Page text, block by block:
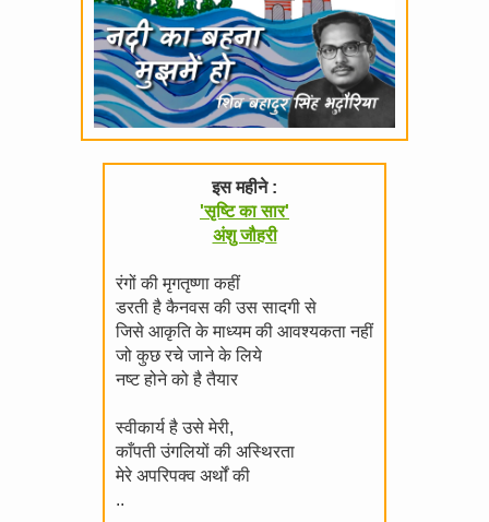
इस महीने :
'सृष्टि का सार'
अंशु जौहरी
रंगों की मृगतृष्णा कहीं
डरती है कैनवस की उस सादगी से
जिसे आकृति के माध्यम की आवश्यकता नहीं
जो कुछ रचे जाने के लिये
नष्ट होने को है तैयार
स्वीकार्य है उसे मेरी,
काँपती उंगलियों की अस्थिरता
मेरे अपरिपक्व अर्थों की
..